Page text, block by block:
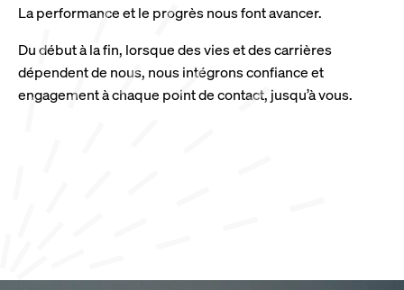
La performance et le progrès nous font avancer.
Du début à la fin, lorsque des vies et des carrières
dépendent de nous, nous intégrons confiance et
engagement à chaque point de contact, jusqu’à vous.